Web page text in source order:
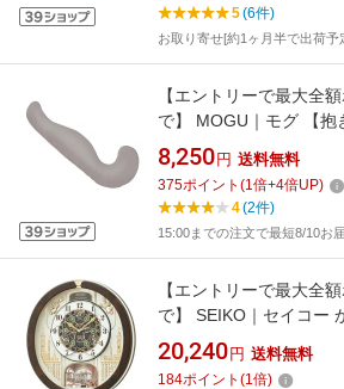
5(6件)
お取り寄せ[約1ヶ月半で出荷予
【エントリーで最大全
で】 MOGU｜モグ 【抱
まくら チャコール
8,250 円 送料無料
375ポイント (1倍+4倍UP)
4(2件)
15:00までの注文で最短8/10お
【エントリーで最大全
で】 SEIKO｜セイコー
ブシンフォニー】 茶マ
波自動受信機能有]
20,240 円 送料無料
184ポイント (1倍)